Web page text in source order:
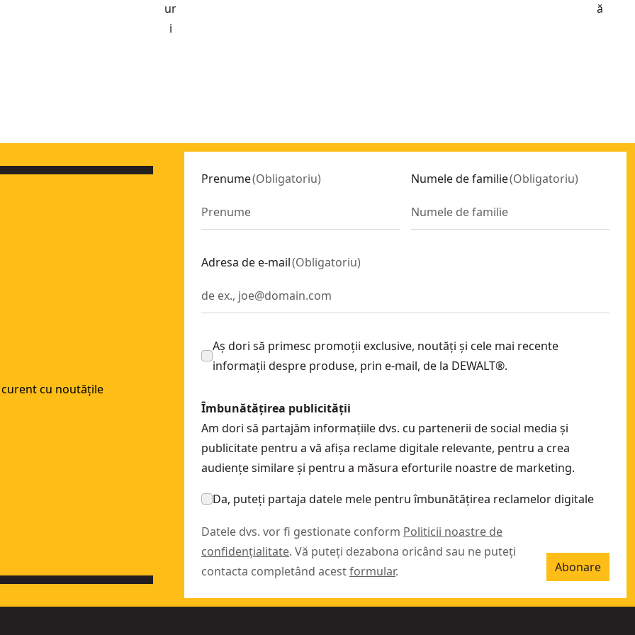
ur
i
ă
cu noutățile
Prenume(Obligatoriu) Numele de familie(Obligatoriu)
Adresa de e-mail(Obligatoriu)
Aș dori să primesc promoții exclusive, noutăți și cele mai recente
informații despre produse, prin e-mail, de la DEWALT®.
Îmbunătățirea publicității
Am dori să partajăm informațiile dvs. cu partenerii de social media și
publicitate pentru a vă afișa reclame digitale relevante, pentru a crea
audiențe similare și pentru a măsura eforturile noastre de marketing.
Da, puteți partaja datele mele pentru îmbunătățirea reclamelor digitale
Datele dvs. vor fi gestionate conform Politicii noastre de
confidențialitate. Vă puteți dezabona oricând sau ne puteți
contacta completând acestformular. Abonare